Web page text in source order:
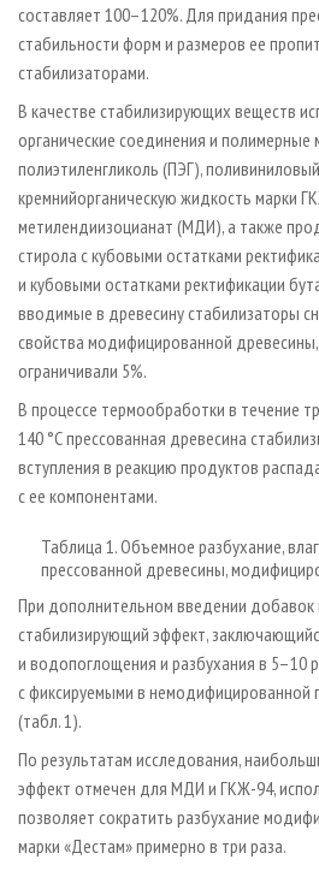
составляет 100–120%. Для придания
стабильности форм и размеров ее
стабилизаторами.
В качестве стабилизирующих веществ
органические соединения и полимерные
полиэтиленгликоль (ПЭГ),
кремнийорганическую жидкость марки
метилендиизоцианат (МДИ), а также
стирола с кубовыми остатками
и кубовыми остатками ректификации
вводимые в древесину стабилизаторы
свойства модифицированной
ограничивали 5%.
В процессе термообработки в течение
140 °С прессованная древесина
вступления в реакцию продуктов
с ее компонентами.
Таблица 1. Объемное разбухание,
прессованной древесины,
При дополнительном введении
стабилизирующий эффект,
и водопоглощения и разбухания в 5–10
с фиксируемыми в немодифицированной
(табл. 1).
По результатам исследования,
эффект отмечен для МДИ и ГКЖ-94,
позволяет сократить разбухание
марки «Дестам» примерно в три раза.